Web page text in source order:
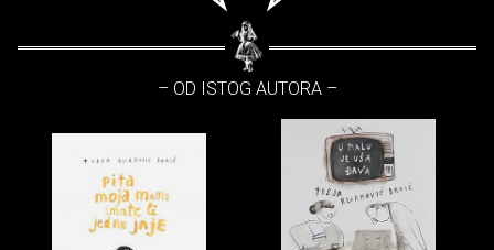
– OD ISTOG AUTORA –